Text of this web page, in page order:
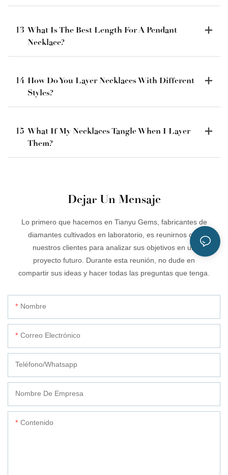
13 What Is The Best Length For A Pendant
Necklace?
14 How Do You Layer Necklaces With Different
Styles?
15 What If My Necklaces Tangle When I Layer
Them?
Dejar Un Mensaje
Lo primero que hacemos en Tianyu Gems, fabricantes de
diamantes cultivados en laboratorio, es reunirnos con
nuestros clientes para analizar sus objetivos en un
proyecto futuro. Durante esta reunión, no dude en
compartir sus ideas y hacer todas las preguntas que tenga.
Nombre
Correo Electrónico
Teléfono/whatsapp
Nombre De Empresa
Contenido